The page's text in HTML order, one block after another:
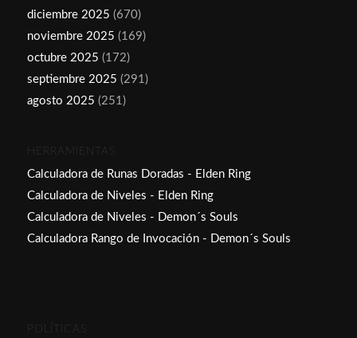
diciembre 2025 (670)
noviembre 2025 (169)
octubre 2025 (172)
septiembre 2025 (291)
agosto 2025 (251)
HERRAMIENTAS
Calculadora de Runas Doradas - Elden Ring
Calculadora de Niveles - Elden Ring
Calculadora de Niveles - Demon´s Souls
Calculadora Rango de Invocación - Demon´s Souls
POLÍTICAS